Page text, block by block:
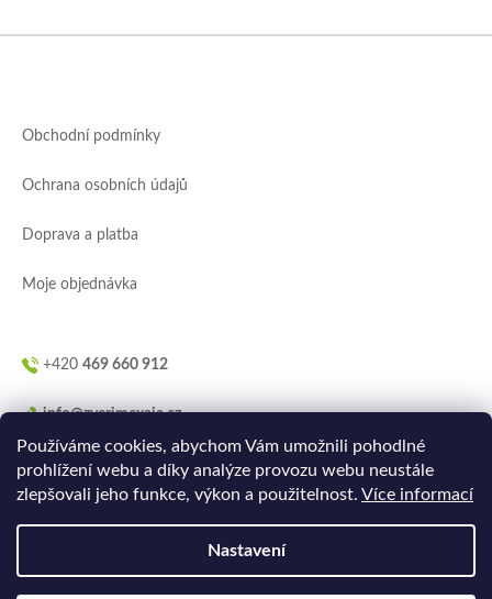
Používáme cookies, abychom Vám umožnili pohodlné
prohlížení webu a díky analýze provozu webu neustále
zlepšovali jeho funkce, výkon a použitelnost. Více informací
Nastavení
Obchodní podmínky
Ochrana osobních údajů
Doprava a platba
Moje objednávka
+420 469 660 912
info@zverimexaja.cz
VytvořiloLer.studio